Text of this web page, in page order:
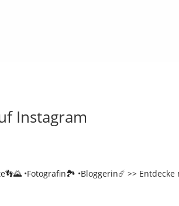
Instagram
•Fotografin🏞️ •Bloggerin☄️ >>